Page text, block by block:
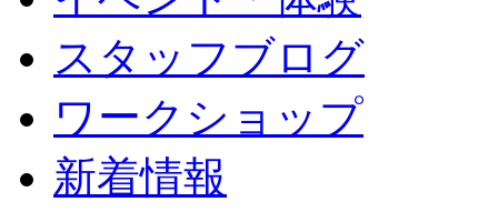
スタッフブログ
ワークショップ
新着情報